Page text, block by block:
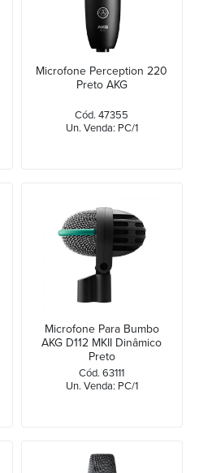
Microfone Perception 220
Preto AKG
Cód. 47355
Un. Venda: PC/1
Microfone Para Bumbo
AKG D112 MKII Dinâmico
Preto
Cód. 63111
Un. Venda: PC/1